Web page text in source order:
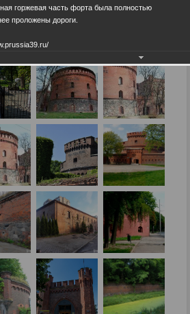
горжевая часть форта была полностью
проложены дороги.